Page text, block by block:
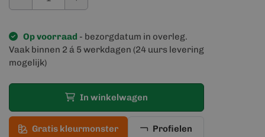
Op voorraad - bezorgdatum in overleg.
Vaak binnen 2 á 5 werkdagen (24 uurs levering
mogelijk)
In winkelwagen
Gratis kleurmonster Profielen